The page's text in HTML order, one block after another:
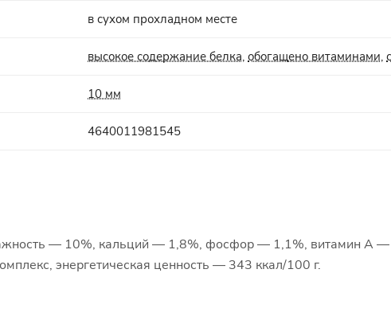
в сухом прохладном месте
высокое содержание белка, обогащено витаминами,
10 мм
4640011981545
— 10%, кальций — 1,8%, фосфор — 1,1%, витамин А —
энергетическая ценность — 343 ккал/100 г.